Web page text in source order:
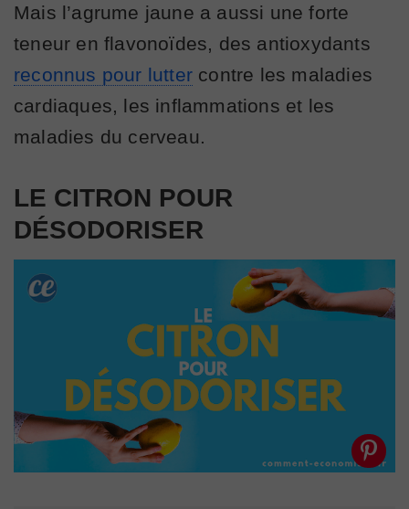
Mais l’agrume jaune a aussi une forte
teneur en flavonoïdes, des antioxydants
reconnus pour lutter contre les maladies
cardiaques, les inflammations et les
maladies du cerveau.
LE CITRON POUR
DÉSODORISER